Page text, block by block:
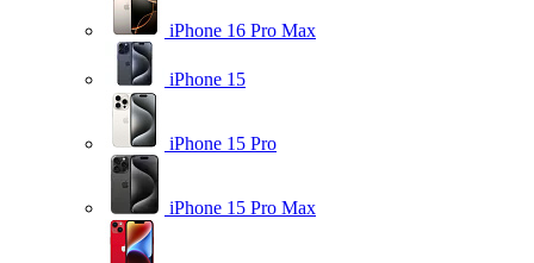
iPhone 16 Pro Max
iPhone 15
iPhone 15 Pro
iPhone 15 Pro Max